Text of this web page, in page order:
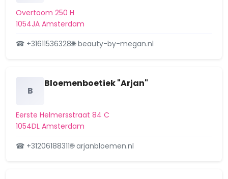
Frankendael
Geerdinkhof/Kantershof
Geuzenbuurt
Geuzenveld
Overtoom 250 H
1054JA Amsterdam
☎ +31611536328🌐 beauty-by-megan.nl
B
Bloemenboetiek "Arjan"
Eerste Helmersstraat 84 C
1054DL Amsterdam
☎ +31206188311🌐 arjanbloemen.nl